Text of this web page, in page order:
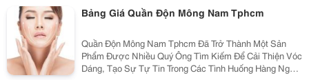
Bảng Giá Quần Độn Mông Nam Tphcm
Quần Độn Mông Nam Tphcm Đã Trở Thành Một Sản
Phẩm Được Nhiều Quý Ông Tìm Kiếm Để Cải Thiện Vóc
Dáng, Tạo Sự Tự Tin Trong Các Tình Huống Hàng Ngày